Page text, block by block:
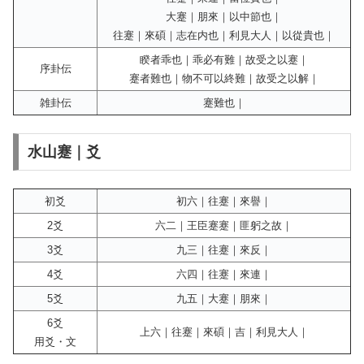
大蹇｜朋來｜以中節也｜
往蹇｜來碩｜志在内也｜利見大人｜以從貴也｜
序卦伝
睽者乖也｜乖必有難｜故受之以蹇｜
蹇者難也｜物不可以終難｜故受之以解｜
雑卦伝
蹇難也｜
水山蹇｜爻
初爻
初六｜往蹇｜來譽｜
2爻
六二｜王臣蹇蹇｜匪躬之故｜
3爻
九三｜往蹇｜來反｜
4爻
六四｜往蹇｜來連｜
5爻
九五｜大蹇｜朋來｜
6爻
用爻・文
上六｜往蹇｜來碩｜吉｜利見大人｜